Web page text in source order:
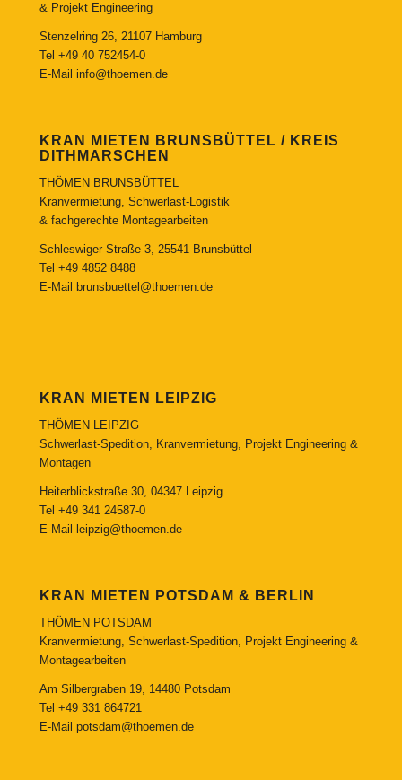
& Projekt Engineering
Stenzelring 26, 21107 Hamburg
Tel +49 40 752454-0
E-Mail info@thoemen.de
KRAN MIETEN BRUNSBÜTTEL / KREIS
DITHMARSCHEN
THÖMEN BRUNSBÜTTEL
Kranvermietung, Schwerlast-Logistik
& fachgerechte Montagearbeiten
Schleswiger Straße 3, 25541 Brunsbüttel
Tel +49 4852 8488
E-Mail
brunsbuettel@thoemen.de
KRAN MIETEN LEIPZIG
THÖMEN LEIPZIG
Schwerlast-Spedition, Kranvermietung, Projekt Engineering &
Montagen
Heiterblickstraße 30, 04347 Leipzig
Tel +49 341 24587-0
E-Mail
leipzig@thoemen.de
KRAN MIETEN POTSDAM & BERLIN
THÖMEN POTSDAM
Kranvermietung, Schwerlast-Spedition, Projekt Engineering &
Montagearbeiten
Am Silbergraben 19, 14480 Potsdam
Tel +49 331 864721
E-Mail potsdam@thoemen.de